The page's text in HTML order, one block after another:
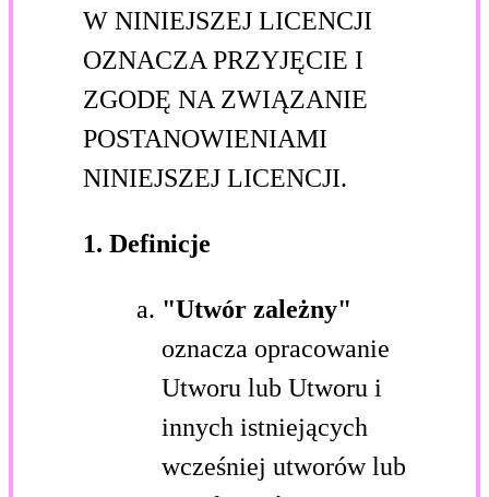
W NINIEJSZEJ LICENCJI
OZNACZA PRZYJĘCIE I
ZGODĘ NA ZWIĄZANIE
POSTANOWIENIAMI
NINIEJSZEJ LICENCJI.
1. Definicje
"Utwór zależny"
oznacza opracowanie
Utworu lub Utworu i
innych istniejących
wcześniej utworów lub